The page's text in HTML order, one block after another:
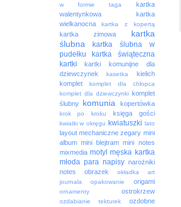
w formie taga
kartka
walentynkowa
kartka
wielkanocna
kartka z kopertą
kartka zimowa
kartka
ślubna
kartka ślubna w
pudełku
kartka świąteczna
kartki
kartki komunijne dla
dziewczynek
kasetka
kielich
komplet
komplet dla chłopca
komplet dla dziewczynki komplet
ślubny
komunia kopertówka
krok po kroku księga gości
kwiatki w okręgu kwiatuszki lato
layout mechaniczne zegary mini
album mini blejtram mini notes
mixmedia motyl męska kartka
młoda para napisy narożniki
notes
obrazek
okładka art
journala
opakowanie origami
ornamenty ostrokrzew
ozdabianie tekturek ozdobne